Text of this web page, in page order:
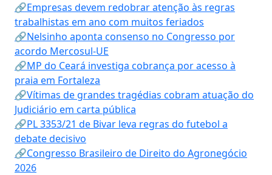
🔗Empresas devem redobrar atenção às regras
trabalhistas em ano com muitos feriados
🔗Nelsinho aponta consenso no Congresso por
acordo Mercosul-UE
🔗MP do Ceará investiga cobrança por acesso à
praia em Fortaleza
🔗Vítimas de grandes tragédias cobram atuação do
Judiciário em carta pública
🔗PL 3353/21 de Bivar leva regras do futebol a
debate decisivo
🔗Congresso Brasileiro de Direito do Agronegócio
2026